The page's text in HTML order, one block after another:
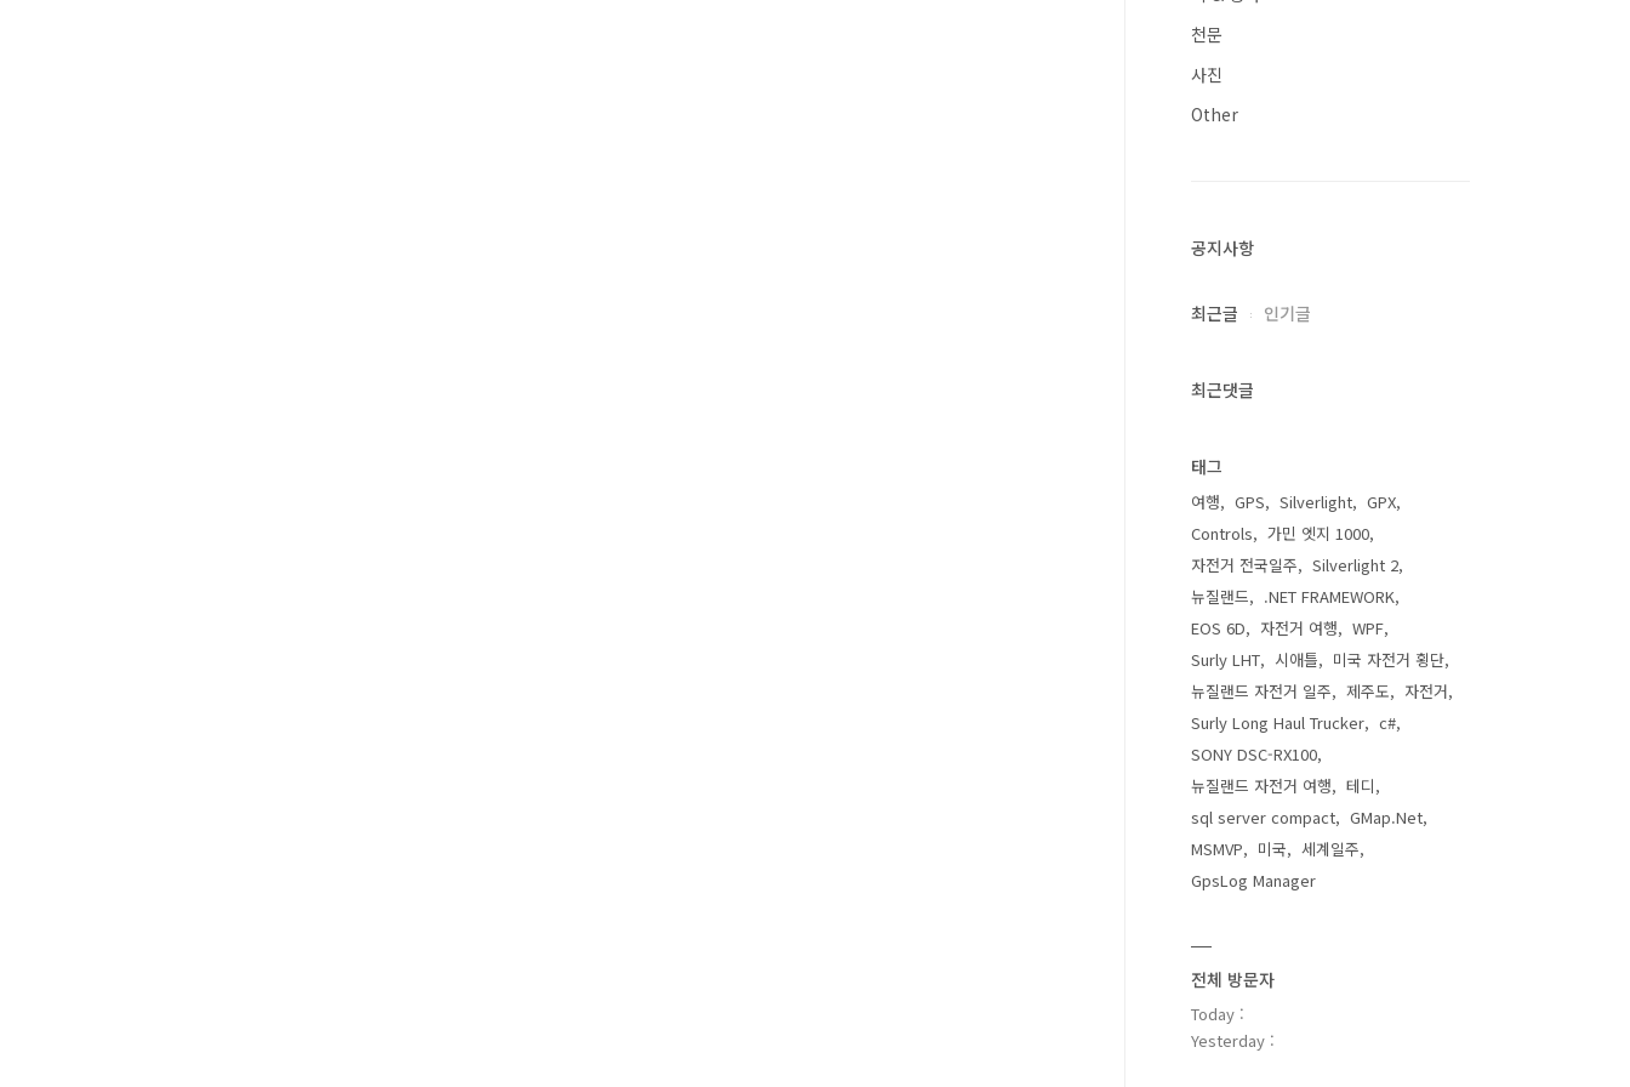
천문
사진
Other
공지사항
최근글 인기글
최근댓글
태그
여행 GPS Silverlight
GPX
Controls
가민 엣지 1000
자전거 전국일주
Silverlight 2
뉴질랜드
.NET FRAMEWORK
EOS 6D
자전거 여행
WPF
Surly LHT
시애틀
미국 자전거 횡단
뉴질랜드 자전거 일주
제주도
자전거
Surly Long Haul Trucker
c#
SONY DSC-RX100
뉴질랜드 자전거 여행
테디
sql server compact
GMap.Net
MSMVP
미국
세계일주
GpsLog Manager
전체 방문자
Today :
Yesterday :